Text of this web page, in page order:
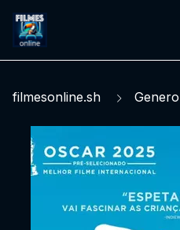
filmesonline.sh Genero